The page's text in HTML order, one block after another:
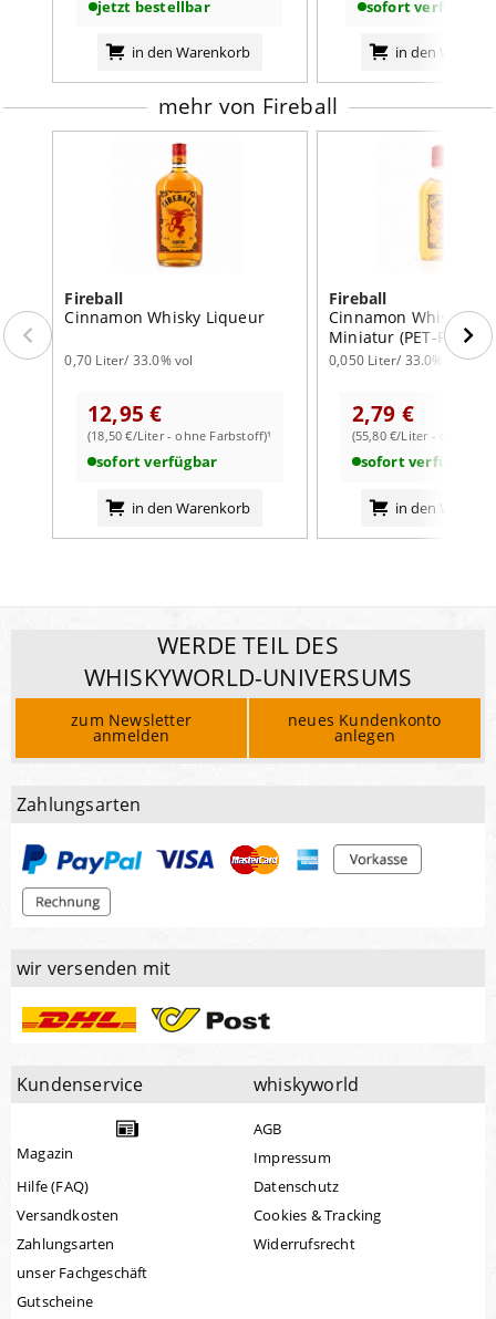
jetzt bestellbar
in den Warenkorb
sofort verfügbar
in den
mehr von Fireball
Fireball
Cinnamon Whisky Liqueur
0,70 Liter/ 33.0% vol
12,95 €
(18,50 €/Liter - ohne Farbstoff)¹
sofort verfügbar
in den Warenkorb
Fireball
Cinnamon Whisky
Miniatur (PET-
0,050 Liter/ 33.0% vol
2,79 €
(55,80 €/Liter - ohne
sofort verfügbar
in den
WERDE TEIL DES
WHISKYWORLD-UNIVERSUMS
zum Newsletter
anmelden
neues Kundenkonto
anlegen
Zahlungsarten
wir versenden mit
Kundenservice
Magazin
Hilfe (FAQ)
Versandkosten
Zahlungsarten
unser Fachgeschäft
Gutscheine
whiskyworld
AGB
Impressum
Datenschutz
Cookies & Tracking
Widerrufsrecht